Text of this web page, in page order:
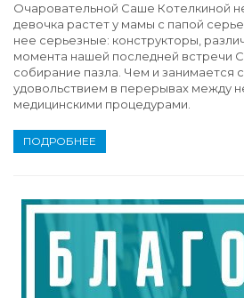
Очаровательной Саше Котелкиной
девочка растет у мамы с папой
нее серьезные: конструкторы,
момента нашей последней встречи
собирание пазла. Чем и занимается
удовольствием в перерывах между
медицинскими процедурами.
ПОДРОБНЕЕ